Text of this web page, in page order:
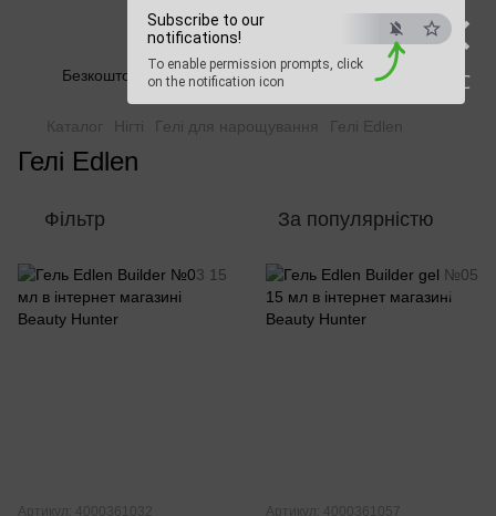
×
ESC
Subscribe to our
notifications!
To enable permission prompts, click
on the notification icon
Beauty Hunter
Безкоштовна доставка при замовленні від 2500 грн
Каталог Нігті Гелі для нарощування Гелі Edlen
Гелі Edlen
Фільтр За популярністю
Артикул: 4000361032 Артикул: 4000361057